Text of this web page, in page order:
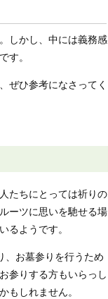
しかし、中には義務感
す。
ぜひ参考になさってく
たちにとっては祈りの
ーツに思いを馳せる場
るようです。
、お墓参りを行うため
参りする方もいらっし
もしれません。